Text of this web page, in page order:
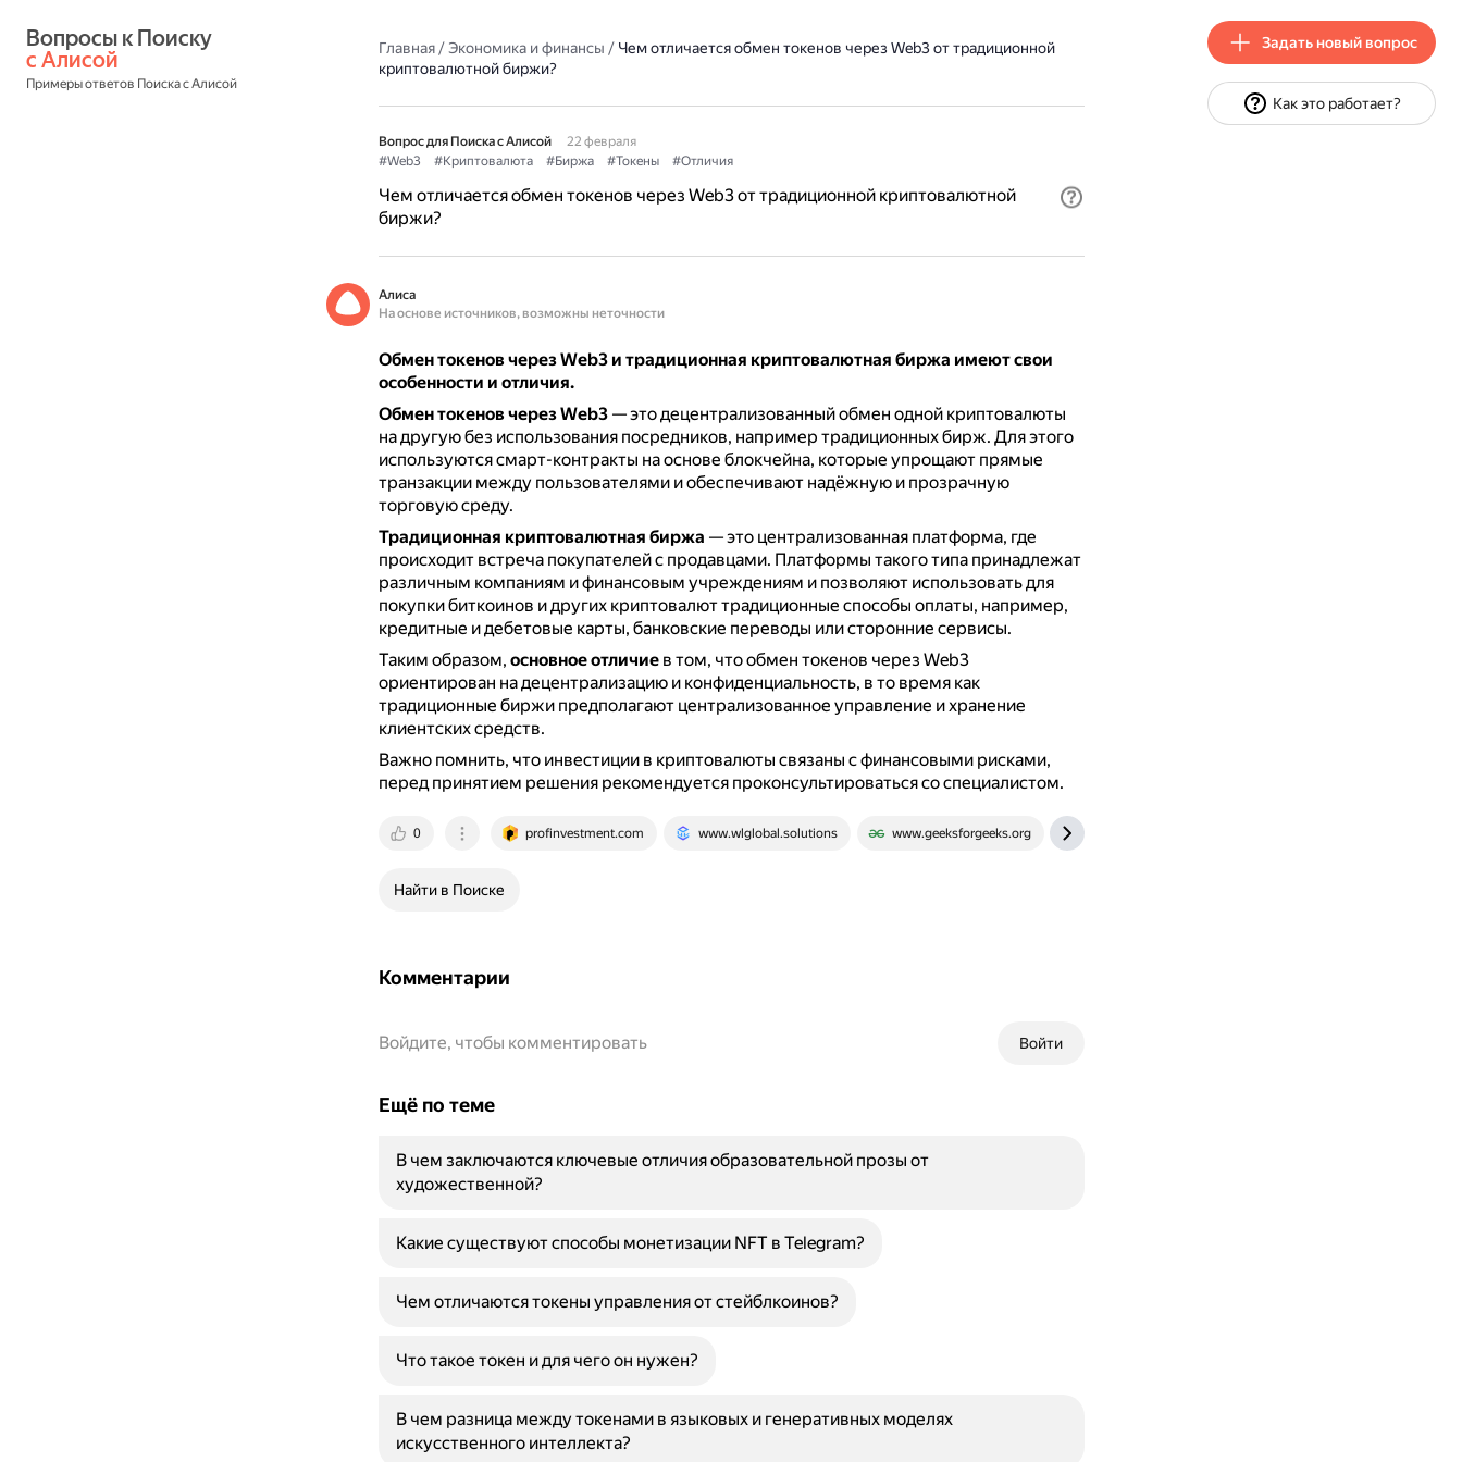
с Алисой
Примеры ответов Поиска с Алисой
Главная/Экономика и финансы / Чем отличается обмен токенов через Web3 от традиционной
криптовалютной биржи?
Вопрос для Поиска с Алисой
22 февраля
#Web3
#Криптовалюта #Биржа #Токены #Отличия
Чем отличается обмен токенов через Web3 от традиционной криптовалютной
биржи?
Алиса
На основе источников, возможны неточности
Обмен токенов через Web3 и традиционная криптовалютная биржа имеют свои
особенности и отличия.
Обмен токенов через Web3— это децентрализованный обмен одной криптовалюты
на другую без использования посредников, например традиционных бирж. Для этого
используются смарт-контракты на основе блокчейна, которые упрощают прямые
транзакции между пользователями и обеспечивают надёжную и прозрачную
торговую среду.
Традиционная криптовалютная биржа — это централизованная платформа, где
происходит встреча покупателей с продавцами. Платформы такого типа принадлежат
различным компаниям и финансовым учреждениям и позволяют использовать для
покупки биткоинов и других криптовалют традиционные способы оплаты, например,
кредитные и дебетовые карты, банковские переводы или сторонние сервисы.
Таким образом, основное отличиев том, что обмен токенов через Web3
ориентирован на децентрализацию и конфиденциальность, в то время как
традиционные биржи предполагают централизованное управление и хранение
клиентских средств.
Важно помнить, что инвестиции в криптовалюты связаны с финансовыми рисками,
перед принятием решения рекомендуется проконсультироваться со специалистом.
0 profinvestment.com www.wlglobal.solutions www.geeksforgeeks.org
Найти в Поиске
Комментарии
Войти
Войдите, чтобы комментировать
Ещё по теме
В чем заключаются ключевые отличия образовательной прозы от
художественной?
Какие существуют способы монетизации NFT в Telegram?
Чем отличаются токены управления от стейблкоинов?
Что такое токен и для чего он нужен?
В чем разница между токенами в языковых и генеративных моделях
искусственного интеллекта?
Задать новый вопрос
Как это работает?